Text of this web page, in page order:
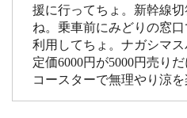
援に行ってちょ。新幹線
ね。乗車前にみどりの窓
利用してちょ。ナガシマ
定価6000円が5000円売り
コースターで無理やり涼を